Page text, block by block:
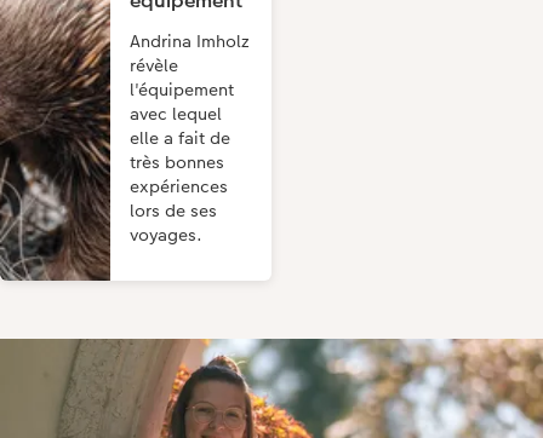
Andrina Imholz
révèle
l'équipement
avec lequel
elle a fait de
très bonnes
expériences
lors de ses
voyages.